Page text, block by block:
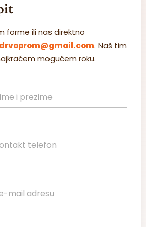
forme ili nas direktno
drvoprom@gmail.com. Naš tim
mogućem roku.